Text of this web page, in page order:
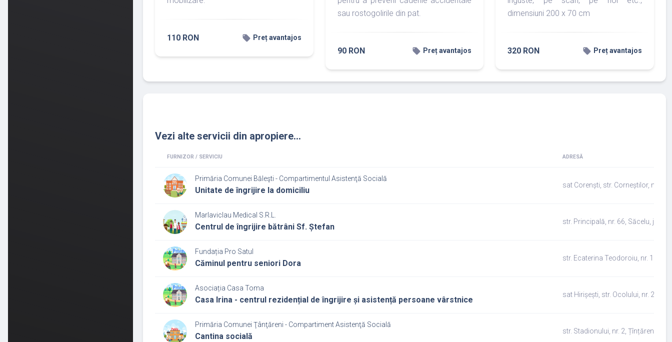
110 RON local_offer Preț avantajos
sau rostogolirile din pat.
90 RON local_offer Preț avantajos
dimensiuni 200 x 70 cm
320 RON local_offer Preț avantajos
Vezi alte servicii din apropiere...
FURNIZOR / SERVICIU ADRESĂ
Primăria Comunei Băleşti - Compartimentul Asistenţă Socială
Unitate de îngrijire la domiciliu
sat Corenști, str. Corneștilor, nr.
Marlaviclau Medical S.R.L.
Centrul de îngrijire bătrâni Sf. Ștefan
str. Principală, nr. 66, Săcelu,
Fundația Pro Satul
Căminul pentru seniori Dora
str. Ecaterina Teodoroiu, nr. 114,
Asociația Casa Toma
Casa Irina - centrul rezidențial de îngrijire și asistență persoane vârstnice
sat Hirișești, str. Ocolului, nr. 29,
Primăria Comunei Ţânţăreni - Compartiment Asistenţă Socială
Cantina socială
str. Stadionului, nr. 2, Țînțăreni,